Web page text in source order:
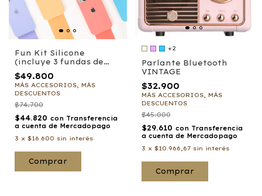
Fun Kit Silicone
(incluye 3 fundas de
iPhone)
$49.800
MÁS ACCESORIOS, MÁS
DESCUENTOS
$74.700
$44.820 con Transferencia
a cuenta de Mercadopago
3 x $16.600 sin interés
Comprar
+2
Parlante Bluetooth
VINTAGE
$32.900
MÁS ACCESORIOS, MÁS
DESCUENTOS
$45.000
$29.610 con Transferencia
a cuenta de Mercadopago
3 x $10.966,67 sin interés
Comprar